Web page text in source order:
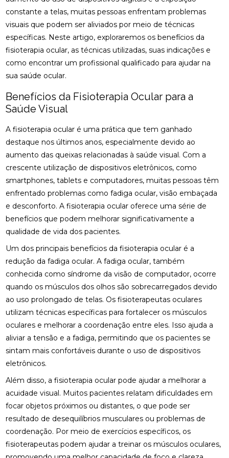
constante a telas, muitas pessoas enfrentam problemas
visuais que podem ser aliviados por meio de técnicas
específicas. Neste artigo, exploraremos os benefícios da
fisioterapia ocular, as técnicas utilizadas, suas indicações e
como encontrar um profissional qualificado para ajudar na
sua saúde ocular.
Benefícios da Fisioterapia Ocular para a
Saúde Visual
A fisioterapia ocular é uma prática que tem ganhado
destaque nos últimos anos, especialmente devido ao
aumento das queixas relacionadas à saúde visual. Com a
crescente utilização de dispositivos eletrônicos, como
smartphones, tablets e computadores, muitas pessoas têm
enfrentado problemas como fadiga ocular, visão embaçada
e desconforto. A fisioterapia ocular oferece uma série de
benefícios que podem melhorar significativamente a
qualidade de vida dos pacientes.
Um dos principais benefícios da fisioterapia ocular é a
redução da fadiga ocular. A fadiga ocular, também
conhecida como síndrome da visão de computador, ocorre
quando os músculos dos olhos são sobrecarregados devido
ao uso prolongado de telas. Os fisioterapeutas oculares
utilizam técnicas específicas para fortalecer os músculos
oculares e melhorar a coordenação entre eles. Isso ajuda a
aliviar a tensão e a fadiga, permitindo que os pacientes se
sintam mais confortáveis durante o uso de dispositivos
eletrônicos.
Além disso, a fisioterapia ocular pode ajudar a melhorar a
acuidade visual. Muitos pacientes relatam dificuldades em
focar objetos próximos ou distantes, o que pode ser
resultado de desequilíbrios musculares ou problemas de
coordenação. Por meio de exercícios específicos, os
fisioterapeutas podem ajudar a treinar os músculos oculares,
CIÁTICO
ACUPUNTURA PARA ALIVIAR NERVO CIÁTICO
ACUPUNTURA PARA COLUNA: COMO ALIVIAR
DORES E PROMOVER A SAÚDE
ACUPUNTURA PARA ENXAQUECA ALIVIA A DOR E
ACUPUNTURA PARA ENXAQUECA: ALIVIE SUAS
ACUPUNTURA PARA ENXAQUECA: ALÍVIO EFICAZ
ACUPUNTURA PARA ENXAQUECA: ALÍVIO NATURAL
ACUPUNTURA PARA NERVO CIÁTICO: ALÍVIO EFICAZ
PARA A DOR E MELHORA DA MOBILIDADE
ACUPUNTURA PARA NERVO CIÁTICO: ALÍVIO EFICAZ
PARA DOR E MELHORA DA MOBILIDADE
ACUPUNTURA PARA O NERVO CIÁTICO: ALÍVIO
NATURAL E EFICAZ
ACUPUNTURA PERTO DE MIM: ENCONTRE O
MELHOR ATENDIMENTO NA SUA REGIÃO
ACUPUNTURA PERTO DE MIM: ENCONTRE O
MELHOR ATENDIMENTO PARA SEU BEM-ESTAR
ACUPUNTURA RJ: ALÍVIO E BEM-ESTAR
ACUPUNTURA RJ: DESCUBRA OS BENEFÍCIOS E
ACUPUNTURA: BENEFÍCIOS E APLICAÇÕES PARA
SUA SAÚDE
BENEFÍCIOS DA ACUPUNTURA PARA SAÚDE
BENEFÍCIOS DA ACUPUNTURA RJ PARA SAÚDE E
BEM-ESTAR
osteopatia cervical osteopatia coluna
osteopatia hérnia de disco osteopatia nervo ciático
palmilha esporão palmilha fascite plantar
palmilha fascite plantar preço palmilha joanete
palmilha para pé chato preço
quiropraxia RJ quiropraxia cervical
quiropraxia em Niterói quiropraxia nervo ciático
quiropraxia para joelho quiropraxia para nervo ciático
quiropraxia perto quiropraxia perto de mim
rpg escoliose